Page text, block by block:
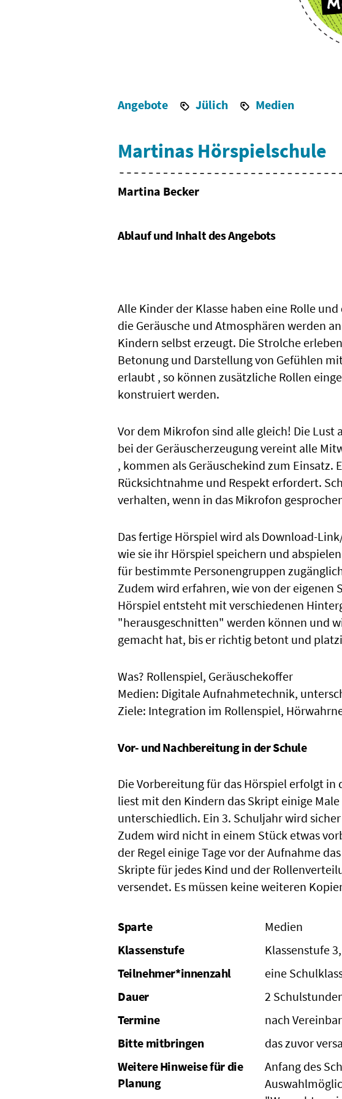
Angebote Jülich Medien
Martinas Hörspielschule
Martina Becker
Ablauf und Inhalt des Angebots
Alle Kinder der Klasse haben eine Rolle
die Geräusche und Atmosphären werden
Kindern selbst erzeugt. Die Strolche
Betonung und Darstellung von Gefühlen
erlaubt , so können zusätzliche Rollen
konstruiert werden.
Vor dem Mikrofon sind alle gleich! Die
bei der Geräuscherzeugung vereint alle
, kommen als Geräuschekind zum Einsatz.
Rücksichtnahme und Respekt erfordert.
verhalten, wenn in das Mikrofon
Das fertige Hörspiel wird als Download-
wie sie ihr Hörspiel speichern und
für bestimmte Personengruppen
Zudem wird erfahren, wie von der eigenen
Hörspiel entsteht mit verschiedenen
"herausgeschnitten" werden können und
gemacht hat, bis er richtig betont und
Was? Rollenspiel, Geräuschekoffer
Medien: Digitale Aufnahmetechnik,
Ziele: Integration im Rollenspiel,
Vor- und Nachbereitung in der Schule
Die Vorbereitung für das Hörspiel erfolgt
liest mit den Kindern das Skript einige
unterschiedlich. Ein 3. Schuljahr wird
Zudem wird nicht in einem Stück etwas
der Regel einige Tage vor der Aufnahme
Skripte für jedes Kind und der
versendet. Es müssen keine weiteren
Sparte
Medien
Klassenstufe
Klassenstufe
Teilnehmer*innenzahl
eine
Dauer
2
Termine
nach
Bitte mitbringen
das zuvor
Weitere Hinweise für die
Planung
Anfang des